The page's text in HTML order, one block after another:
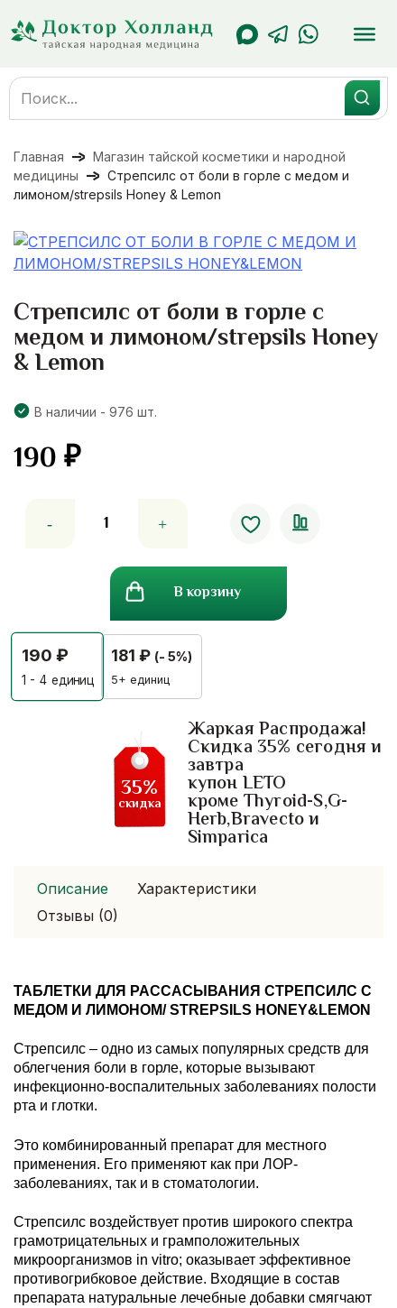
содержанию
Search
for:
Главная
Магазин тайской косметики и народной
медицины
Стрепсилс от боли в горле с медом и
лимоном/strepsils Honey & Lemon
Стрепсилс от боли в горле с
медом и лимоном/strepsils Honey
& Lemon
В наличии - 976 шт.
190₽
товара
горле
с
медом
и
В корзину
190 ₽
1 - 4 единиц
181 ₽ (- 5%)
5+ единиц
Жаркая Распродажа!
Скидка 35% сегодня и
завтра
купон LETO
кроме Thyroid-S,G-
Herb,Bravecto и
Simparica
35%
скидка
Описание
Характеристики
Отзывы (0)
ТАБЛЕТКИ ДЛЯ РАССАСЫВАНИЯ СТРЕПСИЛС С
МЕДОМ И ЛИМОНОМ/ STREPSILS HONEY&LEMON
Стрепсилс – одно из самых популярных средств для
облегчения боли в горле, которые вызывают
инфекционно-воспалительных заболеваниях полости
рта и глотки.
Это комбинированный препарат для местного
применения. Его применяют как при ЛОР-
заболеваниях, так и в стоматологии.
Стрепсилс воздействует против широкого спектра
грамотрицательных и грамположительных
микроорганизмов in vitro; оказывает эффективное
противогрибковое действие. Входящие в состав
препарата натуральные лечебные добавки смягчают